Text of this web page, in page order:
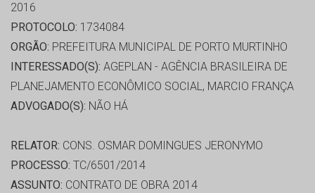
2016
PROTOCOLO: 1734084
ORGÃO: PREFEITURA MUNICIPAL DE PORTO MURTINHO
INTERESSADO(S): AGEPLAN - AGÊNCIA BRASILEIRA DE
PLANEJAMENTO ECONÔMICO SOCIAL, MARCIO FRANÇA
ADVOGADO(S): NÃO HÁ
RELATOR: CONS. OSMAR DOMINGUES JERONYMO
PROCESSO: TC/6501/2014
ASSUNTO: CONTRATO DE OBRA 2014